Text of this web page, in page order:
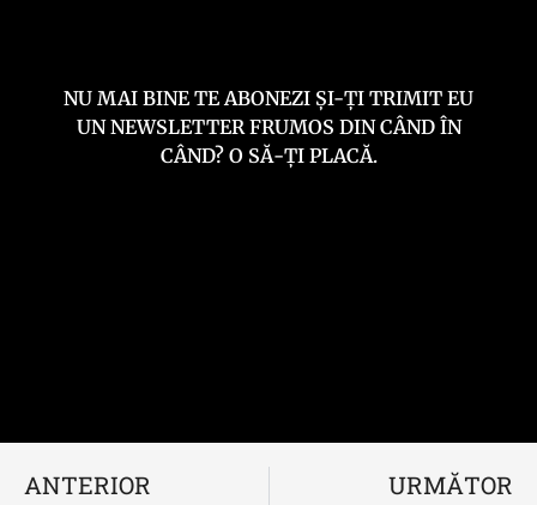
NU MAI BINE TE ABONEZI ȘI-ȚI TRIMIT EU
UN NEWSLETTER FRUMOS DIN CÂND ÎN
CÂND? O SĂ-ȚI PLACĂ.
ANTERIOR URMĂTOR